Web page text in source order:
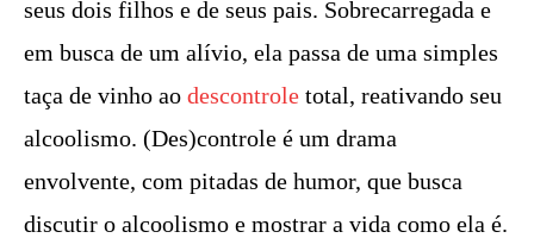
seus dois filhos e de seus pais. Sobrecarregada e
em busca de um alívio, ela passa de uma simples
taça de vinho ao descontrole total, reativando seu
alcoolismo. (Des)controle é um drama
envolvente, com pitadas de humor, que busca
discutir o alcoolismo e mostrar a vida como ela é.